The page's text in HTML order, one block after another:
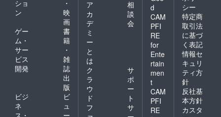
ショ
ン
・
映
画
ゲー
ム・
サー
ビス
開発
書
籍
・
雑
誌
出
版
ビジ
ネ
ビ
ュ
ア
カ
デ
ミ
ー
と
は
相
談
会
ク
ラ
ウ
ド
フ
サ
ポ
ー
ト
サ
d
CAM
PFI
RE
for
Ente
rtain
men
t
CAM
PFI
RE
シー
特定商
取引法
に基づ
く表記
情報セ
キュリ
ティ方
針
反社基
本方針
カスタ